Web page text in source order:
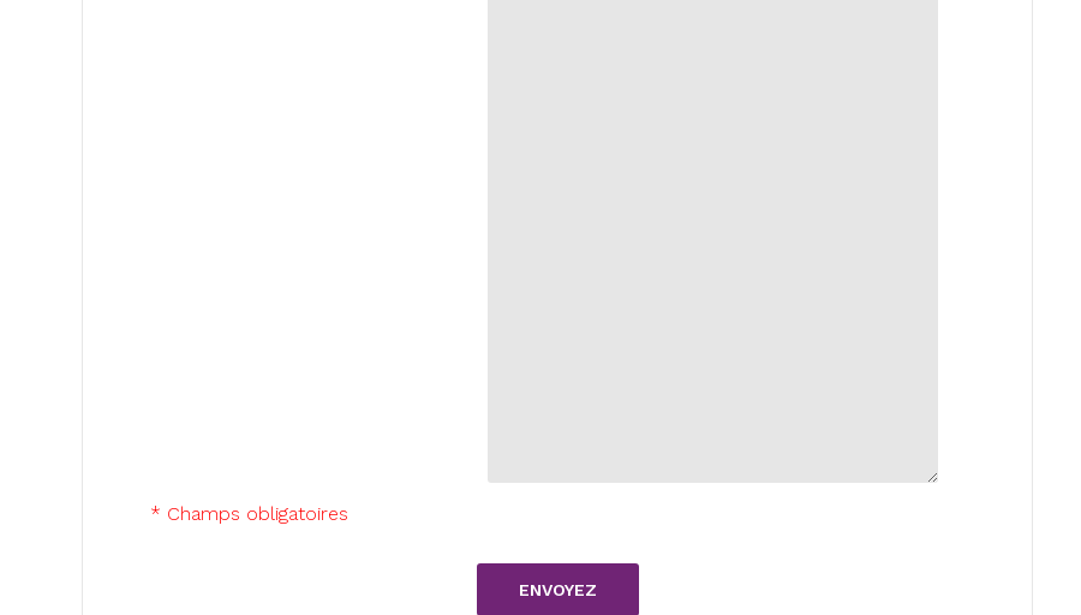
* Champs obligatoires